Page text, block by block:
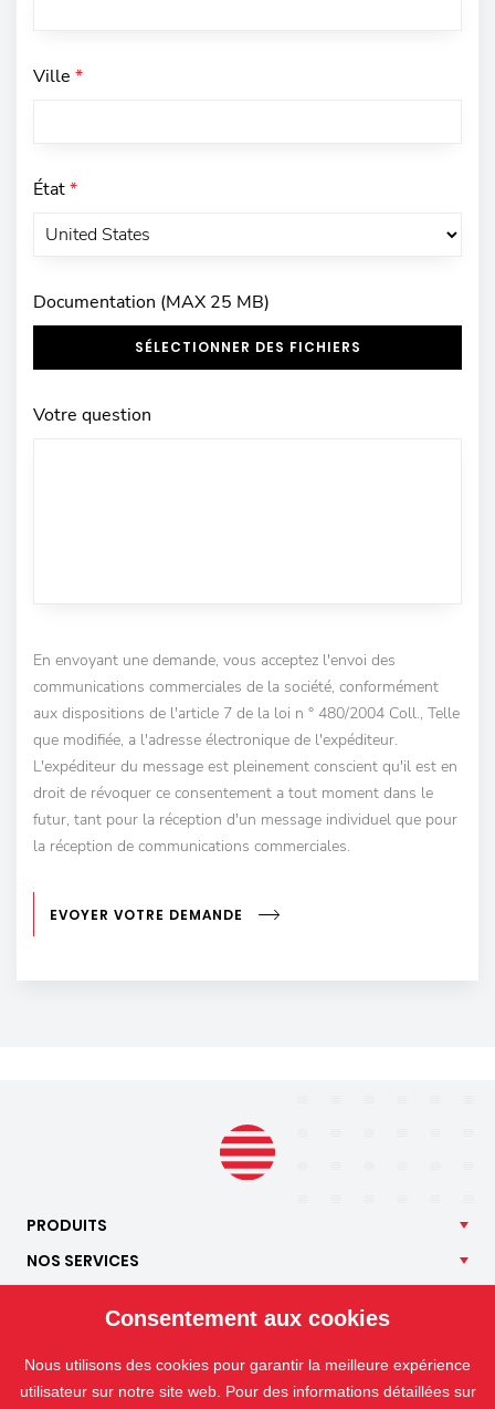
Ville *
État*
Documentation (MAX 25 MB)
SÉLECTIONNER DES FICHIERS
Votre question
En envoyant une demande, vous acceptez l'envoi des
communications commerciales de la société, conformément
aux dispositions de l'article 7 de la loi n ° 480/2004 Coll., Telle
que modifiée, a l'adresse électronique de l'expéditeur.
L'expéditeur du message est pleinement conscient qu'il est en
droit de révoquer ce consentement a tout moment dans le
futur, tant pour la réception d'un message individuel que pour
la réception de communications commerciales.
EVOYER VOTRE DEMANDE
PRODUITS
NOS SERVICES
CONTACT
Consentement aux cookies
Nous utilisons des cookies pour garantir la meilleure expérience
utilisateur sur notre site web. Pour des informations détaillées sur